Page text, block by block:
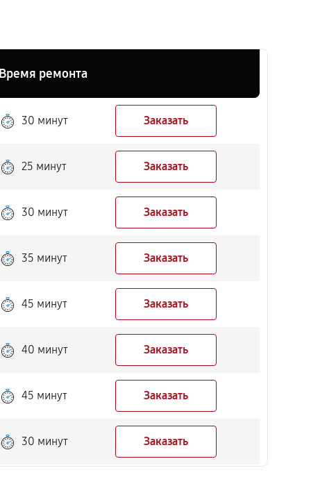
Время ремонта
30 минут Заказать
25 минут Заказать
30 минут Заказать
35 минут Заказать
45 минут Заказать
40 минут Заказать
45 минут Заказать
30 минут Заказать